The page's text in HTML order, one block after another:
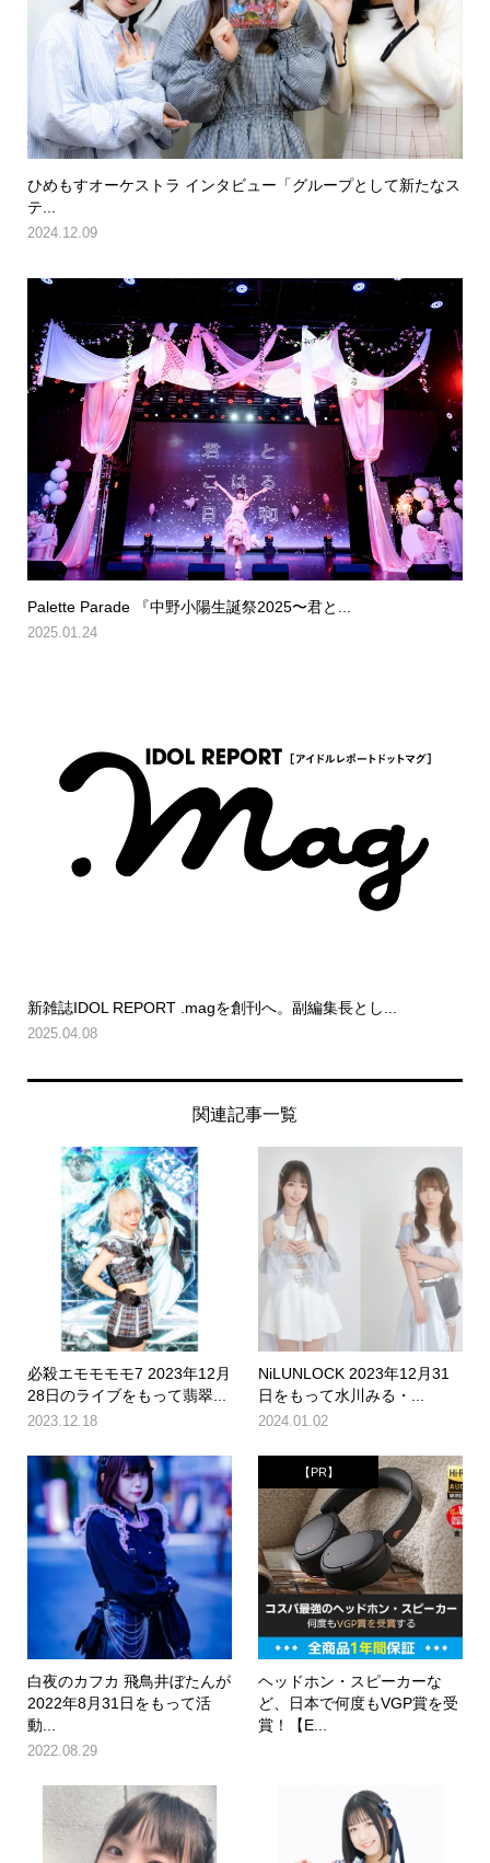
ひめもすオーケストラ インタビュー「グループとして新たなス
テ...
2024.12.09
Palette Parade 『中野小陽生誕祭2025〜君と...
2025.01.24
新雑誌IDOL REPORT .magを創刊へ。副編集長とし...
2025.04.08
関連記事一覧
必殺エモモモモ7 2023年12月
28日のライブをもって翡翠...
2023.12.18
NiLUNLOCK 2023年12月31
日をもって水川みる・...
2024.01.02
白夜のカフカ 飛鳥井ぼたんが
2022年8月31日をもって活
動...
2022.08.29
【PR】
ヘッドホン・スピーカーな
ど、日本で何度もVGP賞を受
賞！【E...